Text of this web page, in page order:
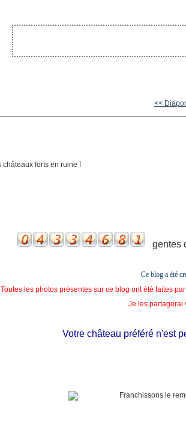
<<
gentes
Ce blog a été
Toutes les photos présentes sur ce blog ont été faites
Je les partagerai
Votre château préféré n'est